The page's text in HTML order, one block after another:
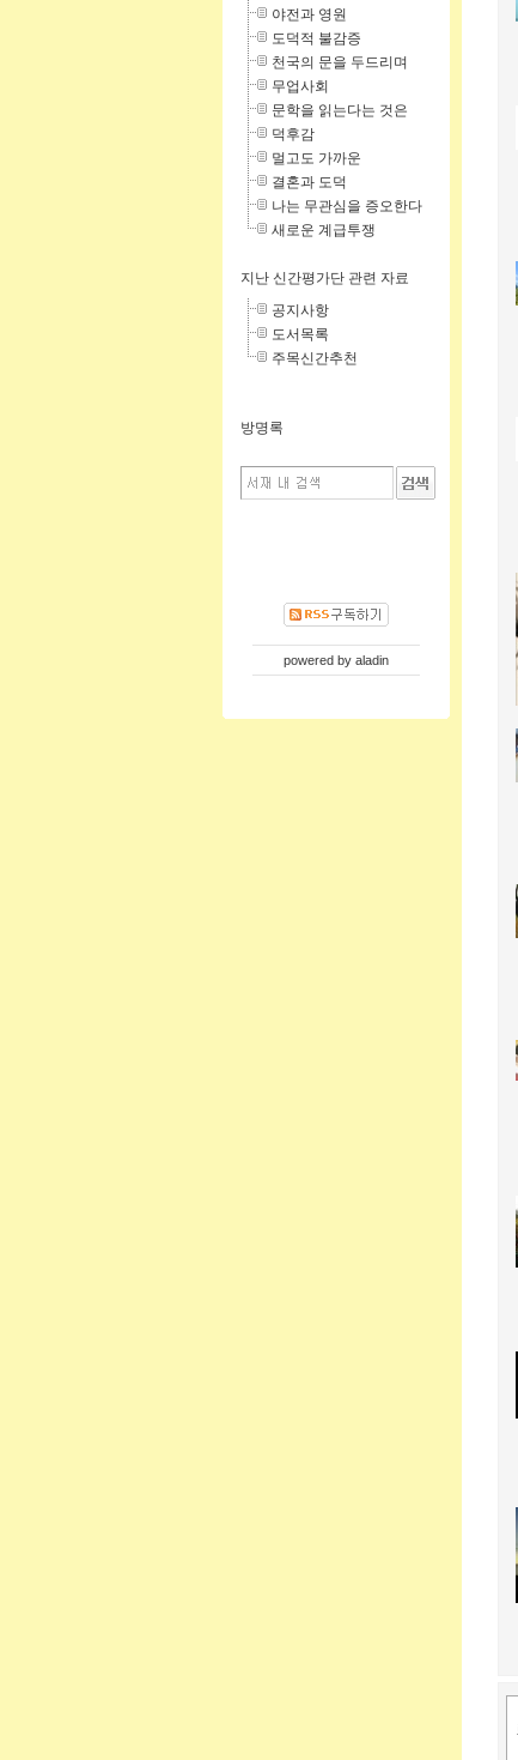
야전과 영원
도덕적 불감증
천국의 문을 두드리며
무업사회
문학을 읽는다는 것은
덕후감
멀고도 가까운
결혼과 도덕
나는 무관심을 증오한다
새로운 계급투쟁
지난 신간평가단 관련 자료
공지사항
도서목록
주목신간추천
방명록
powered by aladin